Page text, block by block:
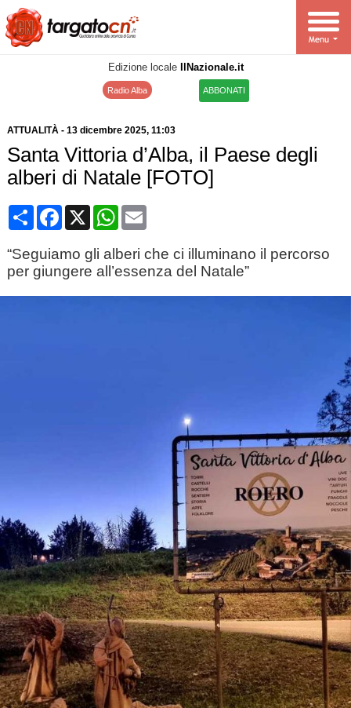
Edizione locale IlNazionale.it
Radio Alba ABBONATI
ATTUALITÀ- 13 dicembre 2025, 11:03
Santa Vittoria d’Alba, il Paese degli
alberi di Natale [FOTO]
CondividiFacebook
X WhatsApp
Email
“Seguiamo gli alberi che ci illuminano il percorso
per giungere all’essenza del Natale”